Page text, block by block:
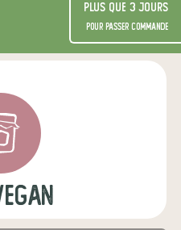
Plus que 3 jours
pour passer commande